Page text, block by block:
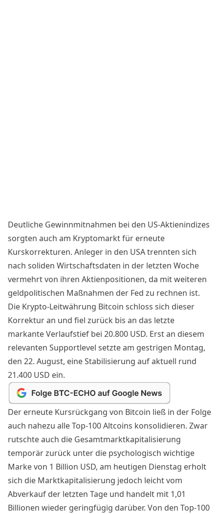
Deutliche Gewinnmitnahmen bei den US-Aktienindizes
sorgten auch am Kryptomarkt für erneute
Kurskorrekturen. Anleger in den USA trennten sich
nach soliden Wirtschaftsdaten in der letzten Woche
vermehrt von ihren Aktienpositionen, da mit weiteren
geldpolitischen Maßnahmen der Fed zu rechnen ist.
Die Krypto-Leitwährung Bitcoin schloss sich dieser
Korrektur an und fiel zurück bis an das letzte
markante Verlaufstief bei 20.800 USD. Erst an diesem
relevanten Supportlevel setzte am gestrigen Montag,
den 22. August, eine Stabilisierung auf aktuell rund
21.400 USD ein.
Der erneute Kursrückgang von Bitcoin ließ in der Folge
auch nahezu alle Top-100 Altcoins konsolidieren. Zwar
rutschte auch die Gesamtmarktkapitalisierung
temporär zurück unter die psychologisch wichtige
Marke von 1 Billion USD, am heutigen Dienstag erholt
sich die Marktkapitalisierung jedoch leicht vom
Abverkauf der letzten Tage und handelt mit 1,01
Billionen wieder geringfügig darüber. Von den Top-100